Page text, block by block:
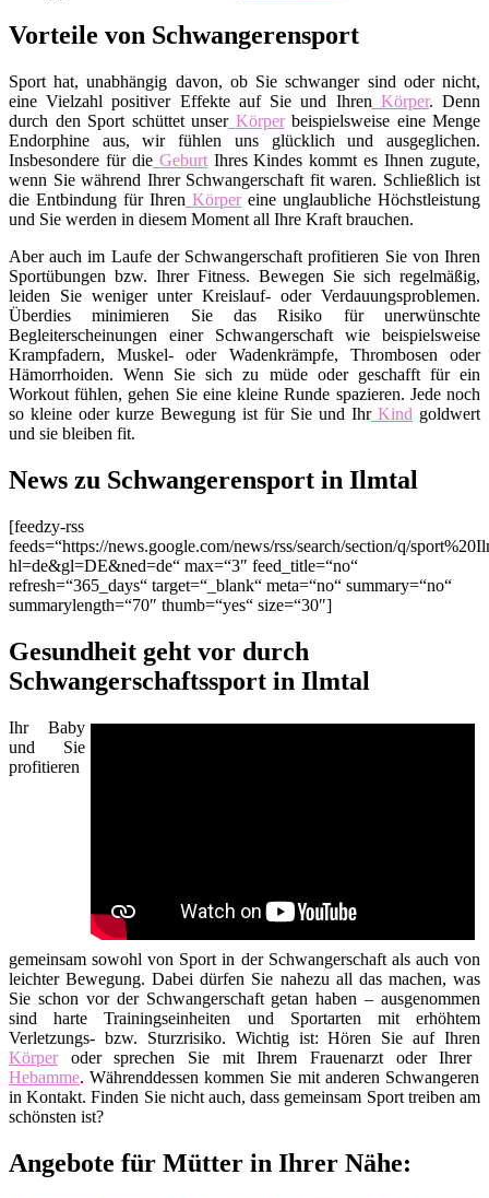
Vorteile von Schwangerensport
Sport hat, unabhängig davon, ob Sie schwanger sind oder nicht,
eine Vielzahl positiver Effekte auf Sie und Ihren Körper. Denn
durch den Sport schüttet unserKörperbeispielsweise eine Menge
Endorphine aus, wir fühlen uns glücklich und ausgeglichen.
Insbesondere für dieGeburtIhres Kindes kommt es Ihnen zugute,
wenn Sie während Ihrer Schwangerschaft fit waren. Schließlich ist
die Entbindung für Ihren Körpereine unglaubliche Höchstleistung
und Sie werden in diesem Moment all Ihre Kraft brauchen.
Aber auch im Laufe der Schwangerschaft profitieren Sie von Ihren
Sportübungen bzw. Ihrer Fitness. Bewegen Sie sich regelmäßig,
leiden Sie weniger unter Kreislauf- oder Verdauungsproblemen.
Überdies minimieren Sie das Risiko für unerwünschte
Begleiterscheinungen einer Schwangerschaft wie beispielsweise
Krampfadern, Muskel- oder Wadenkrämpfe, Thrombosen oder
Hämorrhoiden. Wenn Sie sich zu müde oder geschafft für ein
Workout fühlen, gehen Sie eine kleine Runde spazieren. Jede noch
so kleine oder kurze Bewegung ist für Sie und IhrKind goldwert
und sie bleiben fit.
News zu Schwangerensport in Ilmtal
[feedzy-rss
feeds=“https://news.google.com/news/rss/search/section/q/
hl=de&gl=DE&ned=de“ max=“3″ feed_title=“no“
refresh=“365_days“ target=“_blank“ meta=“no“ summary=“no“
summarylength=“70″ thumb=“yes“ size=“30″]
Gesundheit geht vor durch
Schwangerschaftssport in Ilmtal
Ihr Baby
und Sie
profitieren
gemeinsam sowohl von Sport in der Schwangerschaft als auch von
leichter Bewegung. Dabei dürfen Sie nahezu all das machen, was
Sie schon vor der Schwangerschaft getan haben – ausgenommen
sind harte Trainingseinheiten und Sportarten mit erhöhtem
Verletzungs- bzw. Sturzrisiko. Wichtig ist: Hören Sie auf Ihren
Körperoder sprechen Sie mit Ihrem Frauenarzt oder Ihrer
Hebamme. Währenddessen kommen Sie mit anderen Schwangeren
in Kontakt. Finden Sie nicht auch, dass gemeinsam Sport treiben am
schönsten ist?
Angebote für Mütter in Ihrer Nähe: